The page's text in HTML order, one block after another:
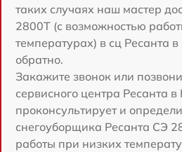
таких случаях наш мастер
2800Т (с возможностью
температурах) в сц Ресанта
обратно.
Закажите звонок или
сервисного центра Ресанта
проконсультирует и
снегоуборщика Ресанта СЭ
работы при низких